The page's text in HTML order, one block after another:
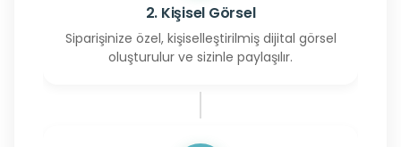
2. Kişisel Görsel
Siparişinize özel, kişiselleştirilmiş dijital görsel
oluşturulur ve sizinle paylaşılır.